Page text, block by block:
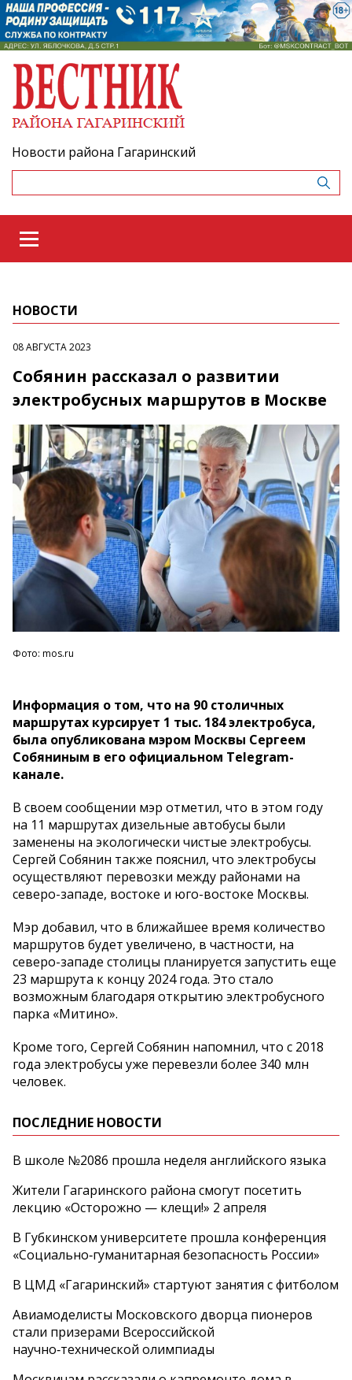
Новости района Гагаринский
НОВОСТИ
08 АВГУСТА 2023
Собянин рассказал о развитии
электробусных маршрутов в Москве
Фото: mos.ru
Информация о том, что на 90 столичных
маршрутах курсирует 1 тыс. 184 электробуса,
была опубликована мэром Москвы Сергеем
Собяниным в его официальном Telegram-
канале.
В своем сообщении мэр отметил, что в этом году
на 11 маршрутах дизельные автобусы были
заменены на экологически чистые электробусы.
Сергей Собянин также пояснил, что электробусы
осуществляют перевозки между районами на
северо-западе, востоке и юго-востоке Москвы.
Мэр добавил, что в ближайшее время количество
маршрутов будет увеличено, в частности, на
северо-западе столицы планируется запустить еще
23 маршрута к концу 2024 года. Это стало
возможным благодаря открытию электробусного
парка «Митино».
Кроме того, Сергей Собянин напомнил, что с 2018
года электробусы уже перевезли более 340 млн
человек.
ПОСЛЕДНИЕ НОВОСТИ
В школе №2086 прошла неделя английского языка
Жители Гагаринского района смогут посетить
лекцию «Осторожно — клещи!» 2 апреля
В Губкинском университете прошла конференция
«Социально‑гуманитарная безопасность России»
В ЦМД «Гагаринский» стартуют занятия с фитболом
Авиамоделисты Московского дворца пионеров
стали призерами Всероссийской
научно‑технической олимпиады